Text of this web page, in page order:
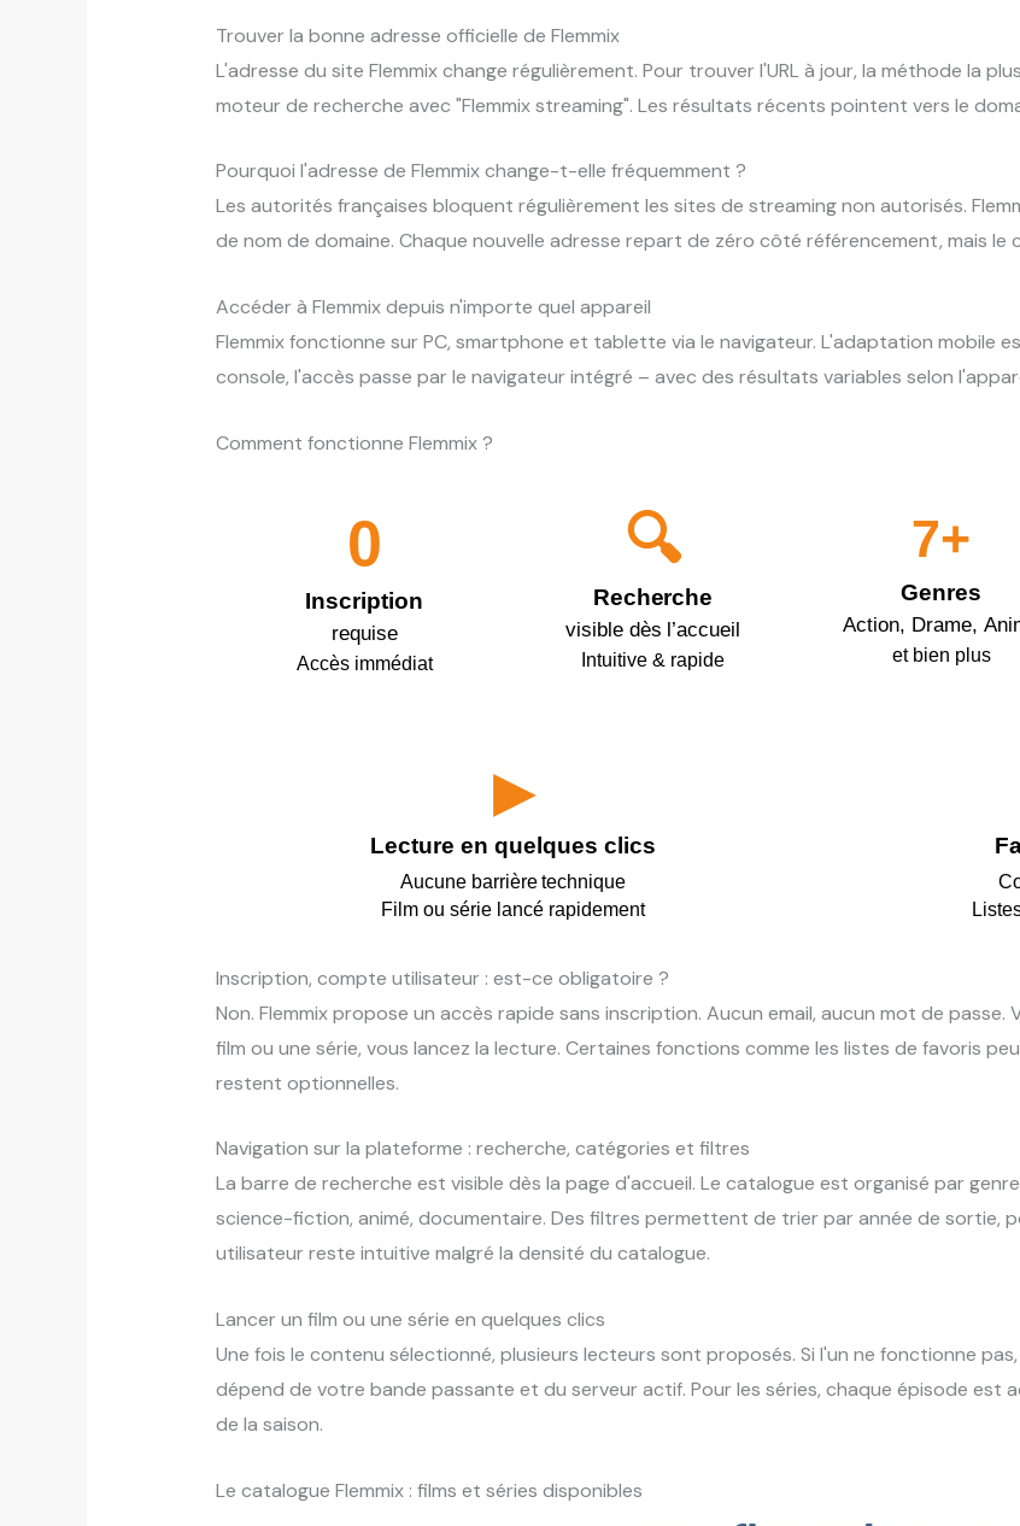
Trouver la bonne adresse officielle de Flemmix
L'adresse du site Flemmix change régulièrement. Pour trouver l'URL à jour, la méthode la
moteur de recherche avec "Flemmix streaming". Les résultats récents pointent vers le
Pourquoi l'adresse de Flemmix change-t-elle fréquemment ?
Les autorités françaises bloquent régulièrement les sites de streaming non autorisés.
de nom de domaine. Chaque nouvelle adresse repart de zéro côté référencement, mais le
Accéder à Flemmix depuis n'importe quel appareil
Flemmix fonctionne sur PC, smartphone et tablette via le navigateur. L'adaptation mobile
console, l'accès passe par le navigateur intégré – avec des résultats variables selon
Comment fonctionne Flemmix ?
0
Inscription
requise
Accès immédiat
🔍
Recherche
visible dès l’accueil
Intuitive & rapide
7+
Genres
Action, Drame,
et bien plus
▶
Lecture en quelques clics
Aucune barrière technique
Film ou série lancé rapidement
Inscription, compte utilisateur : est-ce obligatoire ?
Non. Flemmix propose un accès rapide sans inscription. Aucun email, aucun mot de passe.
film ou une série, vous lancez la lecture. Certaines fonctions comme les listes de favoris
restent optionnelles.
Navigation sur la plateforme : recherche, catégories et filtres
La barre de recherche est visible dès la page d'accueil. Le catalogue est organisé par
science-fiction, animé, documentaire. Des filtres permettent de trier par année de sortie,
utilisateur reste intuitive malgré la densité du catalogue.
Lancer un film ou une série en quelques clics
Une fois le contenu sélectionné, plusieurs lecteurs sont proposés. Si l'un ne fonctionne
dépend de votre bande passante et du serveur actif. Pour les séries, chaque épisode est
de la saison.
Le catalogue Flemmix : films et séries disponibles